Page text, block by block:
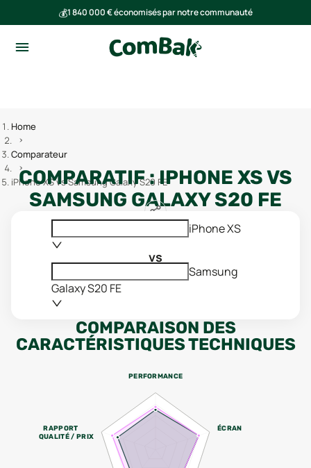
💰1 840 000 € économisés par notre communauté
Home
Comparateur
iPhone XS vs Samsung Galaxy S20 FE
COMPARATIF :IPHONE XSVS
SAMSUNG GALAXY S20 FE
iPhone XS
vs
Samsung
Galaxy S20 FE
COMPARAISON DES
CARACTÉRISTIQUES TECHNIQUES
PERFORMANCE
ÉCRAN
RAPPORT
QUALITÉ / PRIX